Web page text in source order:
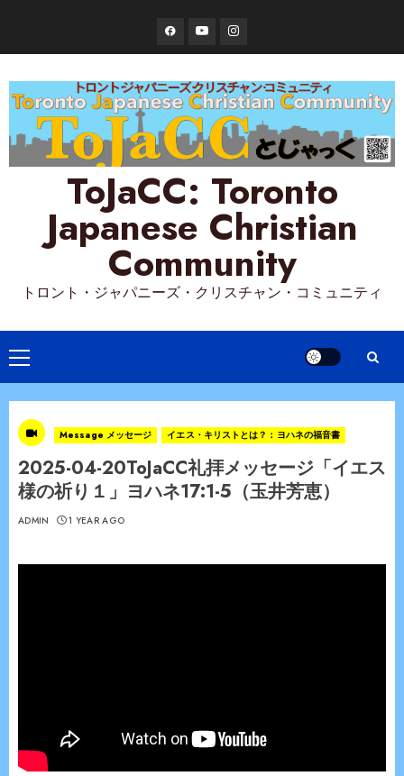
content
FacebookYouTubeInstagram
ToJaCC: Toronto
Japanese Christian
Community
トロント・ジャパニーズ・クリスチャン・コミュニティ
Primary
Menu
Message メッセージ イエス・キリストとは？：ヨハネの福音書
2025-04-20ToJaCC礼拝メッセージ「イエス
様の祈り１」ヨハネ17:1-5（玉井芳恵）
ADMIN 1 YEAR AGO